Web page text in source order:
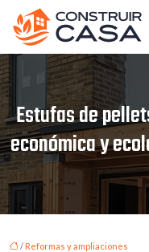
Estufas de
económica y
/ Reformas y ampliaciones